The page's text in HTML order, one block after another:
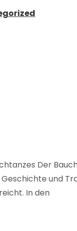
Der
und
In den